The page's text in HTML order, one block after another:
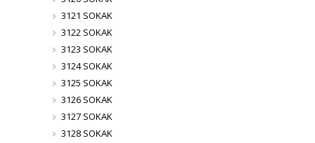
3121 SOKAK
3122 SOKAK
3123 SOKAK
3124 SOKAK
3125 SOKAK
3126 SOKAK
3127 SOKAK
3128 SOKAK